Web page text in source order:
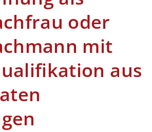
oder
mit
aus